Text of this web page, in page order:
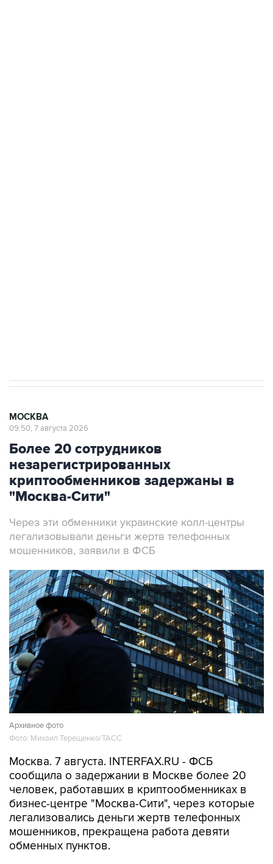
МОСКВА
09:50, 7 августа 2026
Более 20 сотрудников
незарегистрированных
криптообменников задержаны в
"Москва-Сити"
Через эти обменники украинские колл-центры
легализовывали деньги жертв телефонных
мошенников, заявили в ФСБ
Архивное фото
Фото: Михаил Терещенко/ТАСС
Москва. 7 августа. INTERFAX.RU - ФСБ
сообщила о задержании в Москве более 20
человек, работавших в криптообменниках в
бизнес-центре "Москва-Сити", через которые
легализовались деньги жертв телефонных
мошенников, прекращена работа девяти
обменных пунктов.